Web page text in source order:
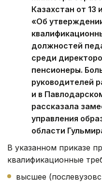
Казахстан от
«Об
должностей
среди
пенсионеры.
руководителей
и в
рассказала
управления
области
В указанном приказе
квалификационные
высшее